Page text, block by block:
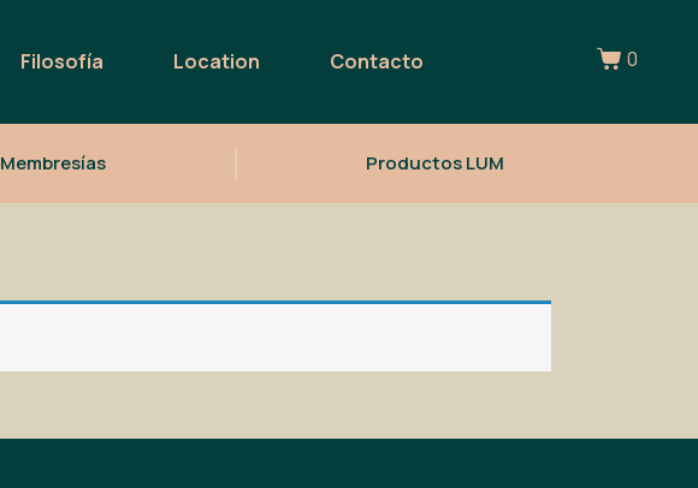
Filosofía Location Contacto 0
Membresías Productos LUM